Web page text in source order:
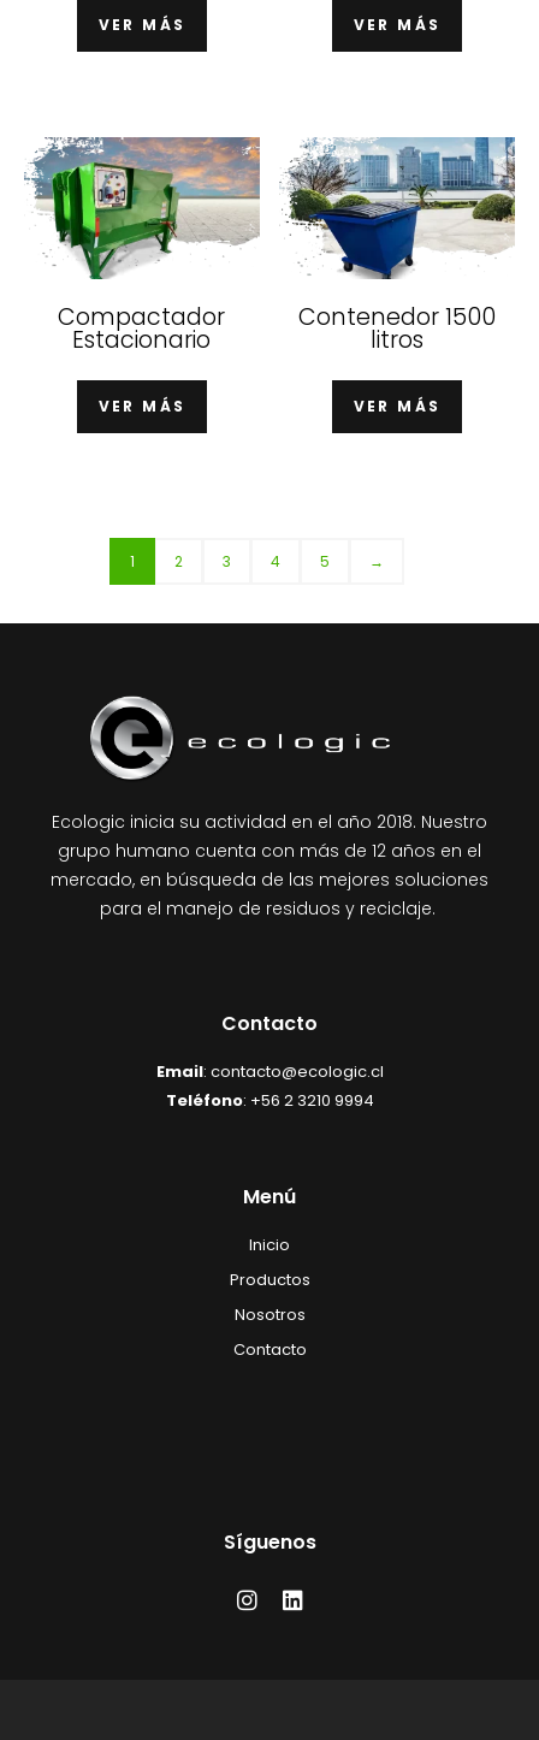
VER MÁS VER MÁS
Compactador
Estacionario
VER MÁS
Contenedor 1500
litros
VER MÁS
1 2 3 4 5 →
Ecologic inicia su actividad en el año 2018. Nuestro
grupo humano cuenta con más de 12 años en el
mercado, en búsqueda de las mejores soluciones
para el manejo de residuos y reciclaje.
Contacto
Email: contacto@ecologic.cl
Teléfono: +56 2 3210 9994
Menú
Inicio
Productos
Nosotros
Contacto
Síguenos